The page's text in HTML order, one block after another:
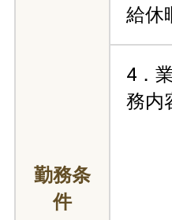
勤務条
件
給休
4．
務内